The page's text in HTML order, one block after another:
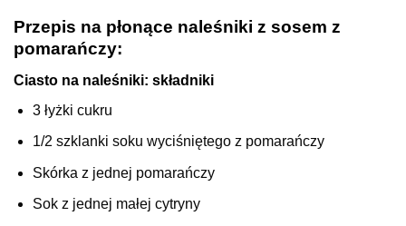
Przepis na płonące naleśniki z sosem z
pomarańczy:
Ciasto na naleśniki: składniki
3 łyżki cukru
1/2 szklanki soku wyciśniętego z pomarańczy
Skórka z jednej pomarańczy
Sok z jednej małej cytryny